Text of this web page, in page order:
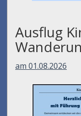
Ausflug
am 01.08.2026